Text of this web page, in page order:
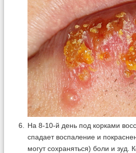
На 8-10-й день под корками
спадает воспаление и
могут сохраняться) боли и зуд.